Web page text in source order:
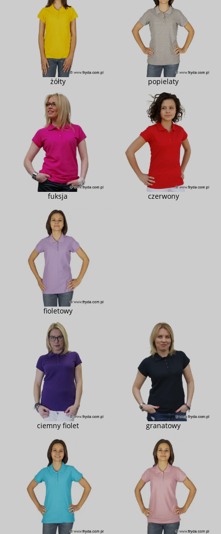
żółty popielaty
fuksja czerwony
fioletowy
ciemny fiolet granatowy